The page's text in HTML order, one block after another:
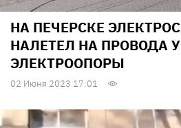
НА ПЕЧЕРСКЕ
НАЛЕТЕЛ НА ПРОВОДА
ЭЛЕКТРООПОРЫ
02 Июня 2023 17:01